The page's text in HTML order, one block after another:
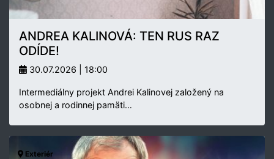
ANDREA KALINOVÁ: TEN RUS RAZ
ODÍDE!
30.07.2026 | 18:00
Intermediálny projekt Andrei Kalinovej založený na
osobnej a rodinnej pamäti…
Exteriér